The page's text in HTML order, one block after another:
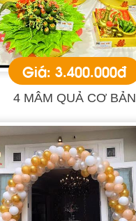
Giá: 3.400.000đ
4 MÂM QUẢ CƠ BẢN